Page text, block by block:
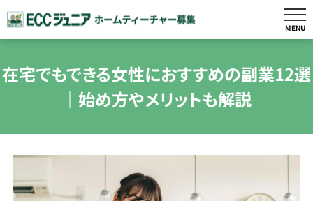
MENU
在宅でもできる女性におすすめの副業12選
｜始め方やメリットも解説